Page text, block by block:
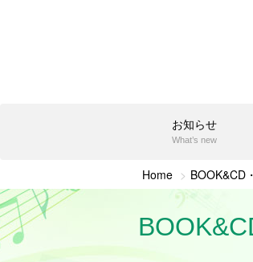
お知らせ
What’s new
Home BOOK&CD